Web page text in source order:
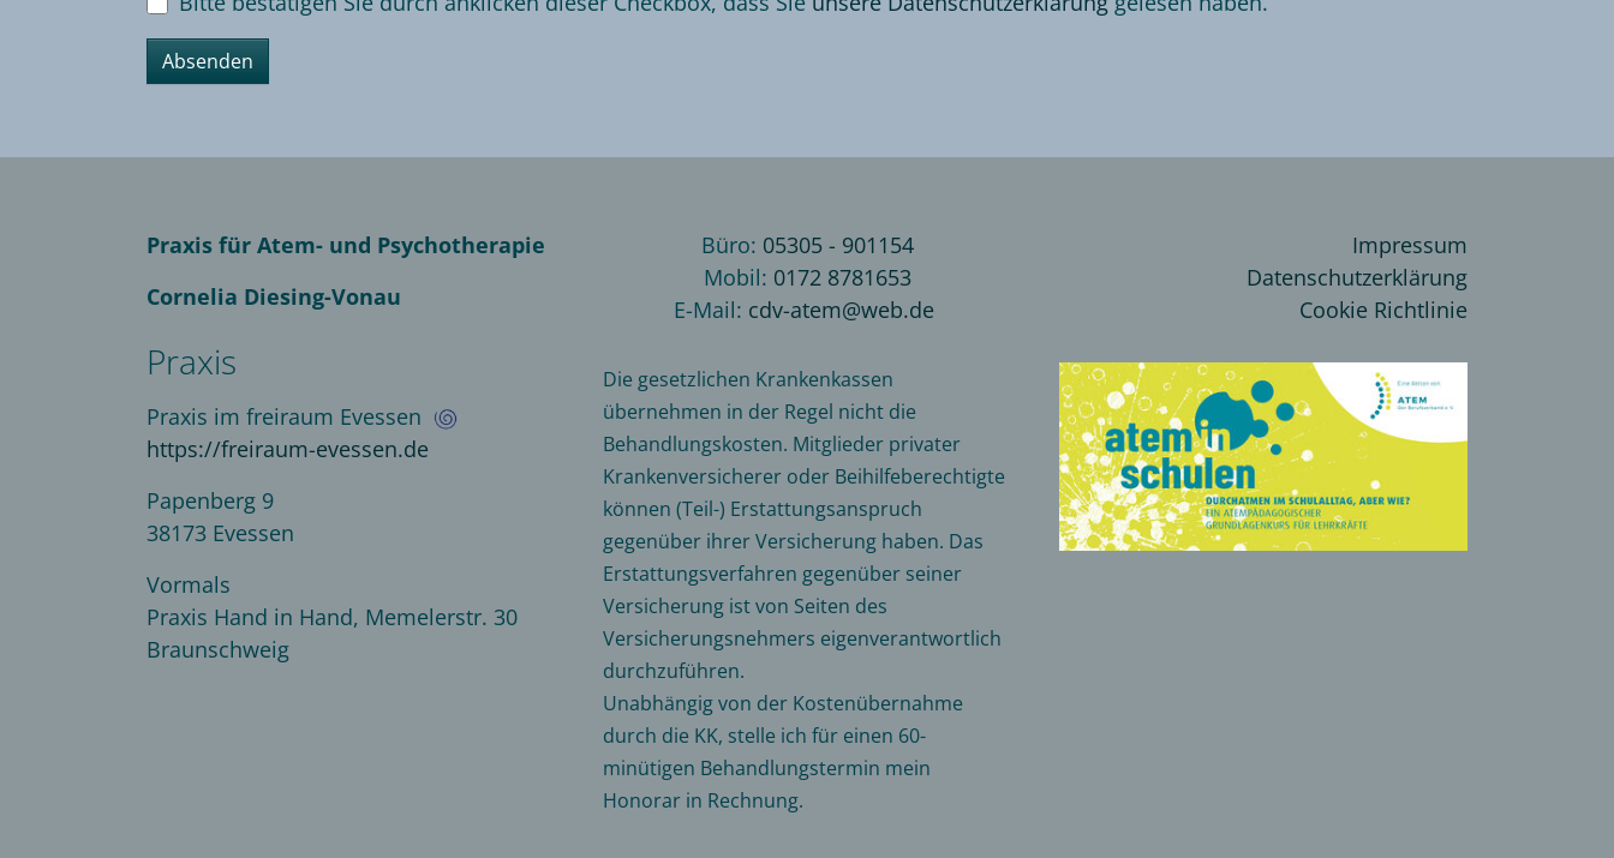
Absenden
Praxis für Atem- und Psychotherapie
Cornelia Diesing-Vonau
Praxis
Praxis im freiraum Evessen
https://freiraum-evessen.de
Papenberg 9
38173 Evessen
Vormals
Praxis Hand in Hand, Memelerstr. 30
Braunschweig
Büro: 05305 - 901154
Mobil: 0172 8781653
E-Mail: cdv-atem@web.de
Die gesetzlichen Krankenkassen
übernehmen in der Regel nicht die
Behandlungskosten. Mitglieder privater
Krankenversicherer oder Beihilfeberechtigte
können (Teil-) Erstattungsanspruch
gegenüber ihrer Versicherung haben. Das
Erstattungsverfahren gegenüber seiner
Versicherung ist von Seiten des
Versicherungsnehmers eigenverantwortlich
durchzuführen.
Unabhängig von der Kostenübernahme
durch die KK, stelle ich für einen 60-
minütigen Behandlungstermin mein
Honorar in Rechnung.
Impressum
Datenschutzerklärung
Cookie Richtlinie